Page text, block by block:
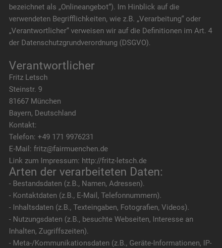
bezeichnet als „Onlineangebot“). Im Hinblick auf die
verwendeten Begrifflichkeiten, wie z.B. „Verarbeitung“ oder
„Verantwortlicher“ verweisen wir auf die Definitionen im Art. 4
der Datenschutzgrundverordnung (DSGVO).
Verantwortlicher
Fritz Letsch
Steinstr. 9
81667 München
Bayern, Deutschland
Kontakt:
Telefon: +49 171 9976231
E-Mail: fritz@fairmuenchen.de
Link zum Impressum: http://fritz-letsch.de
Arten der verarbeiteten Daten:
- Bestandsdaten (z.B., Namen, Adressen).
- Kontaktdaten (z.B., E-Mail, Telefonnummern).
- Inhaltsdaten (z.B., Texteingaben, Fotografien, Videos).
- Nutzungsdaten (z.B., besuchte Webseiten, Interesse an
Inhalten, Zugriffszeiten).
- Meta-/Kommunikationsdaten (z.B., Geräte-Informationen, IP-